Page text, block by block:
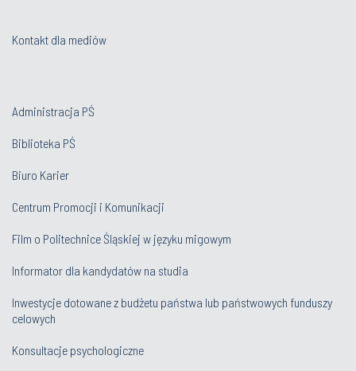
Kontakt dla mediów
Administracja PŚ
Biblioteka PŚ
Biuro Karier
Centrum Promocji i Komunikacji
Film o Politechnice Śląskiej w języku migowym
Informator dla kandydatów na studia
Inwestycje dotowane z budżetu państwa lub państwowych funduszy
celowych
Konsultacje psychologiczne